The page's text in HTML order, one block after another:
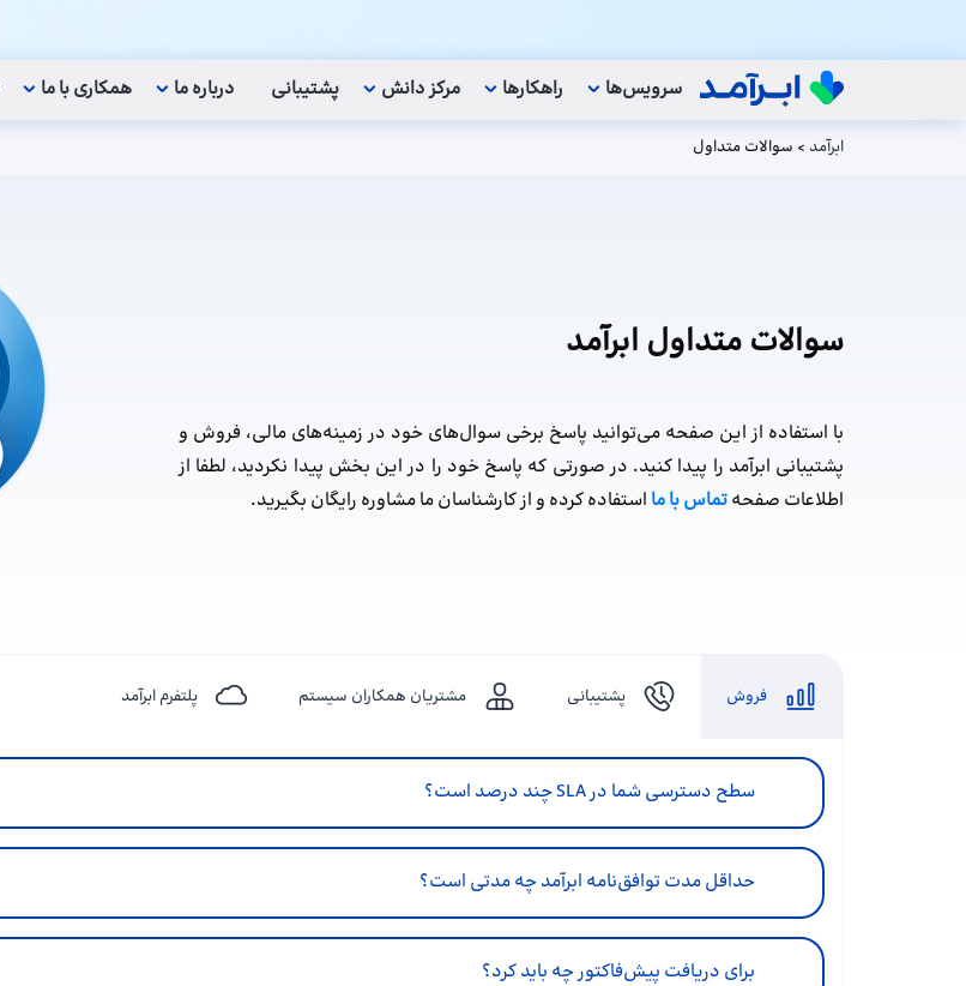
سرویس‌ها راهکار‌ها مرکز دانش پشتیبانی درباره ما همکاری با ما
ابرآمد > سوالات متداول
سوالات متداول ابرآمد
با استفاده از این صفحه می‌توانید پاسخ برخی سوال‌های خود در زمینه‌های مالی، فروش و
پشتیبانی ابرآمد را پیدا کنید. در صورتی که پاسخ خود را در این بخش پیدا نکردید، لطفا از
اطلاعات صفحهتماس با ما استفاده کرده و از کارشناسان ما مشاوره رایگان بگیرید.
فروش پشتیبانی مشتریان همکاران سیستم پلتفرم ابرآمد
سطح دسترسی شما در SLA چند درصد است؟
حداقل مدت توافق‌نامه ابرآمد چه مدتی است؟
برای دریافت پیش‌فاکتور چه باید کرد؟